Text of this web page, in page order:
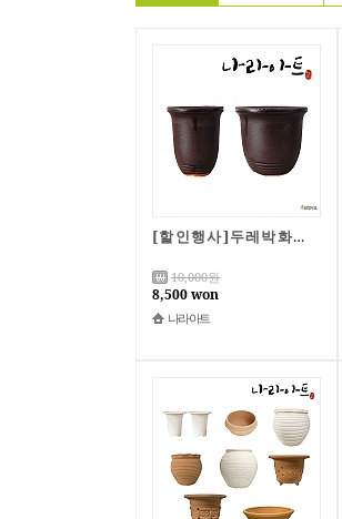
[할인행사]두레박화분 소,중세트국산화분/화분/옹기/나라아트
10,000원
8,500 won
나라아트